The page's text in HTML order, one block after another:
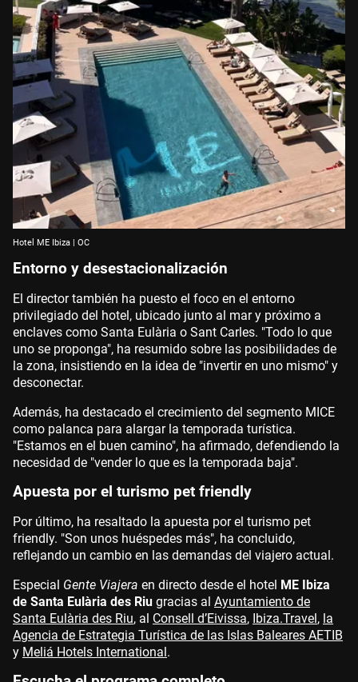
Hotel ME Ibiza | OC
Entorno y desestacionalización
El director también ha puesto el foco en el entorno
privilegiado del hotel, ubicado junto al mar y próximo a
enclaves como Santa Eulària o Sant Carles. "Todo lo que
uno se proponga", ha resumido sobre las posibilidades de
la zona, insistiendo en la idea de "invertir en uno mismo" y
desconectar.
Además, ha destacado el crecimiento del segmento MICE
como palanca para alargar la temporada turística.
"Estamos en el buen camino", ha afirmado, defendiendo la
necesidad de "vender lo que es la temporada baja".
Apuesta por el turismo pet friendly
Por último, ha resaltado la apuesta por el turismo pet
friendly. "Son unos huéspedes más", ha concluido,
reflejando un cambio en las demandas del viajero actual.
Especial Gente Viajera en directo desde el hotel ME Ibiza
de Santa Eulària des Riu gracias al Ayuntamiento de
Santa Eulària des Riu, al Consell d’Eivissa, Ibiza.Travel, la
Agencia de Estrategia Turística de las Islas Baleares AETIB
y Meliá Hotels International.